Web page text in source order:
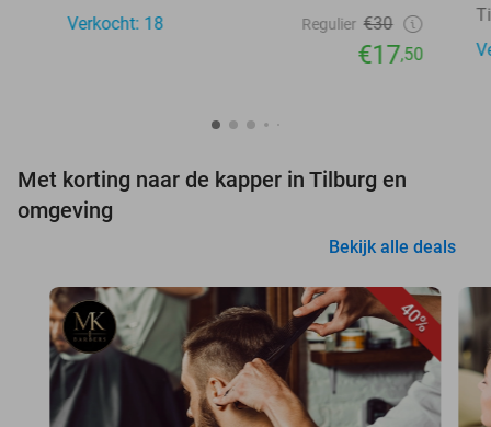
Verkocht: 18
Regulier €30
€17,50
Met korting naar de kapper in Tilburg en
omgeving
Bekijk alle deals
40%